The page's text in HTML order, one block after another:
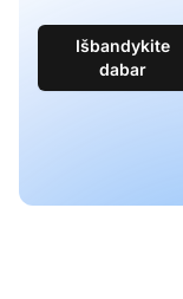
Išbandykite
dabar